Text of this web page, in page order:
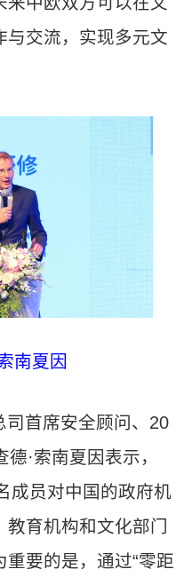
与交流，实现多元文
南夏因
司首席安全顾问、20
·索南夏因表示，
成员对中国的政府机
育机构和文化部门
要的是，通过“零距